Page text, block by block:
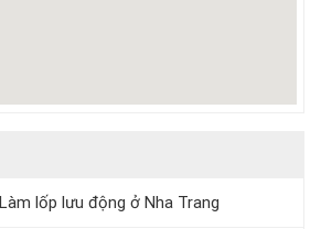
Làm lốp lưu động ở Nha Trang